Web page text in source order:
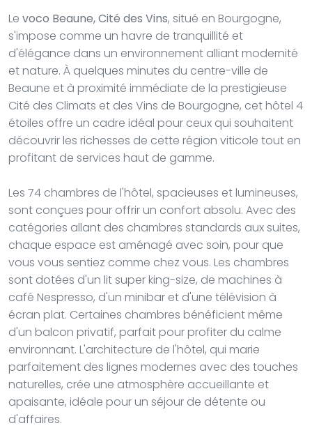
Le voco Beaune, Cité des Vins, situé en Bourgogne,
s'impose comme un havre de tranquillité et
d'élégance dans un environnement alliant modernité
et nature. À quelques minutes du centre-ville de
Beaune et à proximité immédiate de la prestigieuse
Cité des Climats et des Vins de Bourgogne, cet hôtel 4
étoiles offre un cadre idéal pour ceux qui souhaitent
découvrir les richesses de cette région viticole tout en
profitant de services haut de gamme.
Les 74 chambres de l'hôtel, spacieuses et lumineuses,
sont conçues pour offrir un confort absolu. Avec des
catégories allant des chambres standards aux suites,
chaque espace est aménagé avec soin, pour que
vous vous sentiez comme chez vous. Les chambres
sont dotées d'un lit super king-size, de machines à
café Nespresso, d'un minibar et d'une télévision à
écran plat. Certaines chambres bénéficient même
d'un balcon privatif, parfait pour profiter du calme
environnant. L'architecture de l'hôtel, qui marie
parfaitement des lignes modernes avec des touches
naturelles, crée une atmosphère accueillante et
apaisante, idéale pour un séjour de détente ou
d'affaires.